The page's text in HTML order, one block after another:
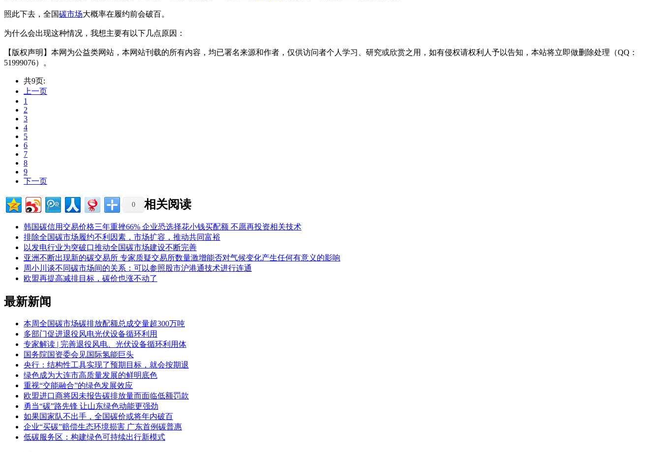
照此下去，全国碳市场大概率在履约前会破百。
为什么会出现这种情况，我想主要有以下几点原因：
【版权声明】本网为公益类网站，本网站刊载的所有内容，均已署名来源和作者，仅供访问者个人学习、研究或欣赏之用，如有侵权请权利人予以告知，本站将立即做删除处理（QQ：
51999076）。
共9页:
上一页
1
2
3
4
5
6
7
8
9
下一页
0 相关阅读
韩国碳信用交易价格三年重挫66% 企业恐选择花小钱买配额 不愿再投资相关技术
排除全国碳市场履约不利因素，市场扩容，推动共同富裕
以发电行业为突破口推动全国碳市场建设不断完善
亚洲不断出现新的碳交易所 专家质疑交易所数量激增能否对气候变化产生任何有意义的影响
周小川谈不同碳市场间的关系：可以参照股市沪港通技术进行连通
欧盟再提高减排目标，碳价也涨不动了
最新新闻
本周全国碳市场碳排放配额总成交量超300万吨
多部门促进退役风电光伏设备循环利用
专家解读 | 完善退役风电、光伏设备循环利用体
国务院国资委会见国际氢能巨头
央行：结构性工具实现了预期目标，就会按期退
绿色成为大连市高质量发展的鲜明底色
重视“交能融合”的绿色发展效应
欧盟进口商将因未报告碳排放量而面临低额罚款
勇当“碳”路先锋 让山东绿色动能更强劲
如果国家队不出手，全国碳价或将年内破百
企业“买碳”赔偿生态环境损害 广东首例碳普惠
低碳服务区：构建绿色可持续出行新模式